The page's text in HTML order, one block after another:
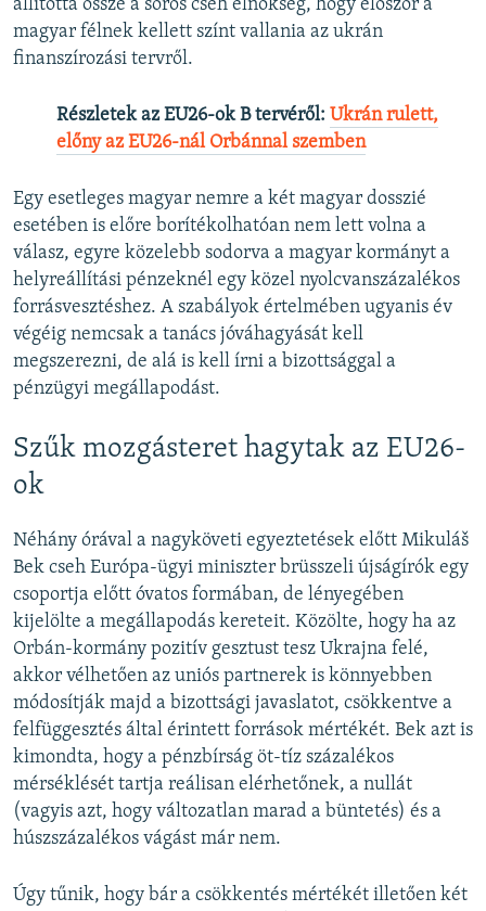
állította össze a soros cseh elnökség, hogy először a
magyar félnek kellett színt vallania az ukrán
finanszírozási tervről.
Részletek az EU26-ok B tervéről: Ukrán rulett,
előny az EU26-nál Orbánnal szemben
Egy esetleges magyar nemre a két magyar dosszié
esetében is előre borítékolhatóan nem lett volna a
válasz, egyre közelebb sodorva a magyar kormányt a
helyreállítási pénzeknél egy közel nyolcvanszázalékos
forrásvesztéshez. A szabályok értelmében ugyanis év
végéig nemcsak a tanács jóváhagyását kell
megszerezni, de alá is kell írni a bizottsággal a
pénzügyi megállapodást.
Szűk mozgásteret hagytak az EU26-
ok
Néhány órával a nagyköveti egyeztetések előtt Mikuláš
Bek cseh Európa-ügyi miniszter brüsszeli újságírók egy
csoportja előtt óvatos formában, de lényegében
kijelölte a megállapodás kereteit. Közölte, hogy ha az
Orbán-kormány pozitív gesztust tesz Ukrajna felé,
akkor vélhetően az uniós partnerek is könnyebben
módosítják majd a bizottsági javaslatot, csökkentve a
felfüggesztés által érintett források mértékét. Bek azt is
kimondta, hogy a pénzbírság öt-tíz százalékos
mérséklését tartja reálisan elérhetőnek, a nullát
(vagyis azt, hogy változatlan marad a büntetés) és a
húszszázalékos vágást már nem.
Úgy tűnik, hogy bár a csökkentés mértékét illetően két